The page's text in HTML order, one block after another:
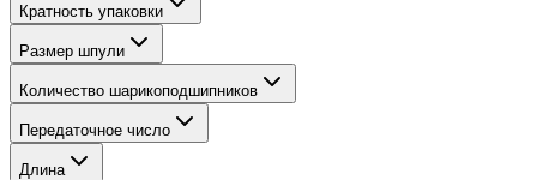
Кратность упаковки
Размер шпули
Количество шарикоподшипников
Передаточное число
Длина